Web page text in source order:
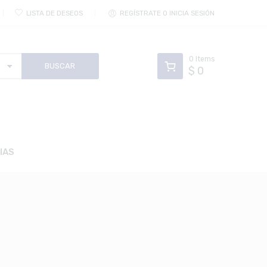
LISTA DE DESEOS REGÍSTRATE O INICIA SESIÓN
0 Items
$ 0